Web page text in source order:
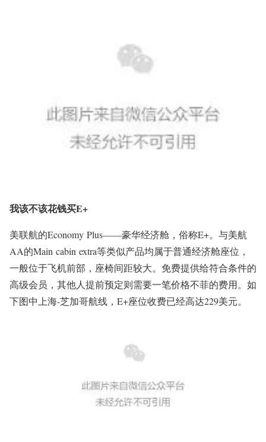
我该不该花钱买E+
美联航的Economy Plus——豪华经济舱，俗称E+。与美航
AA的Main cabin extra等类似产品均属于普通经济舱座位，
一般位于飞机前部，座椅间距较大。免费提供给符合条件的
高级会员，其他人提前预定则需要一笔价格不菲的费用。如
下图中上海-芝加哥航线，E+座位收费已经高达229美元。